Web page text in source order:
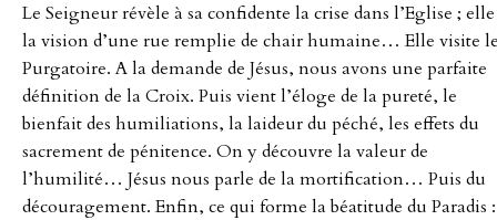
-
Tome
3
Le Seigneur révèle à sa confidente la crise dans l’Eglise ;
la vision d’une rue remplie de chair humaine… Elle visite
Purgatoire. A la demande de Jésus, nous avons une parfaite
définition de la Croix. Puis vient l’éloge de la pureté, le
bienfait des humiliations, la laideur du péché, les effets du
sacrement de pénitence. On y découvre la valeur de
l’humilité… Jésus nous parle de la mortification… Puis du
découragement. Enfin, ce qui forme la béatitude du Paradis :